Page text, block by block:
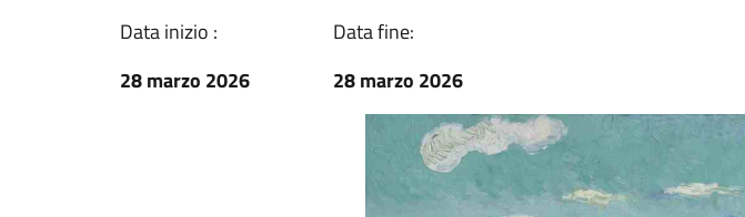
Data inizio :
28 marzo 2026
Data fine:
28 marzo 2026